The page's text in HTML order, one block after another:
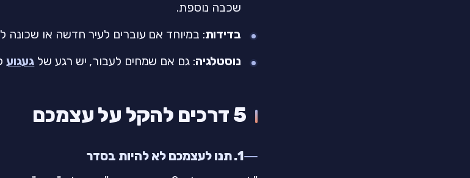
שכבה נוספת.
בדידות: במיוחד אם עוברים לעיר חדשה או שכונה
נוסטלגיה: גם אם שמחים לעבור, יש רגע של געגוע
5 דרכים להקל על עצמכם
1. תנו לעצמכם לא להיות בסדר